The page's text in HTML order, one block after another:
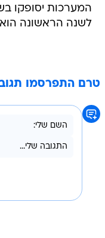
המערכות יסופקו
לשנה הראשונה הוא למכירות
טרם התפרסמו